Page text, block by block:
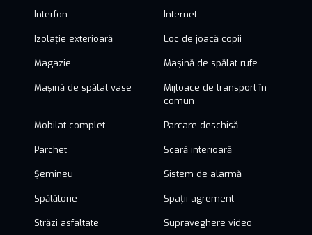
Interfon Internet
Izolație exterioară Loc de joacă copii
Magazie Mașină de spălat rufe
Mașină de spălat vase
Mijloace de transport în
comun
Mobilat complet Parcare deschisă
Parchet Scară interioară
Șemineu Sistem de alarmă
Spălătorie Spații agrement
Străzi asfaltate Supraveghere video